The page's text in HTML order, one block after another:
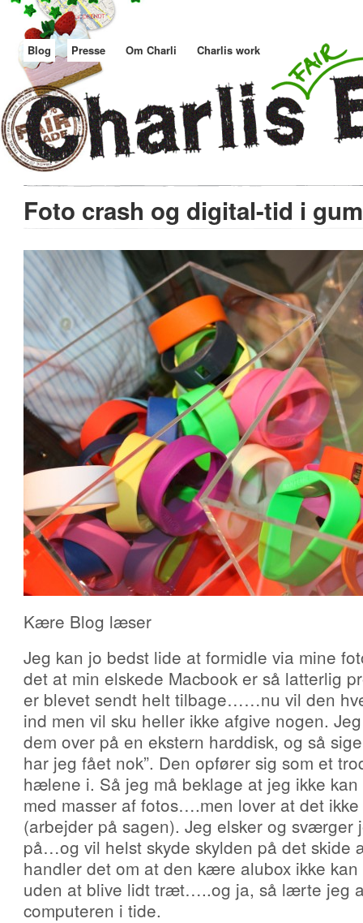
Blog Presse Om Charli Charlis work
Foto crash og digital-tid i
Kære Blog læser
Jeg kan jo bedst lide at formidle via mine
det at min elskede Macbook er så latterlig
er blevet sendt helt tilbage……nu vil den
ind men vil sku heller ikke afgive nogen.
dem over på en ekstern harddisk, og så
har jeg fået nok”. Den opfører sig som et
hælene i. Så jeg må beklage at jeg ikke
med masser af fotos….men lover at det
(arbejder på sagen). Jeg elsker og
på…og vil helst skyde skylden på det skide
handler det om at den kære alubox ikke
uden at blive lidt træt…..og ja, så lærte jeg
computeren i tide.